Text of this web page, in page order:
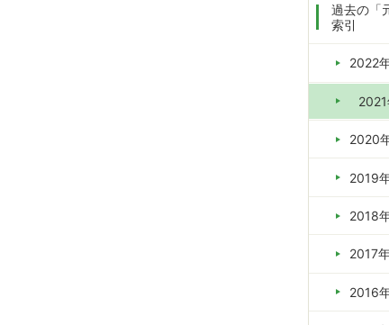
過去の「
索引
2022
2020
2019
2018
2017
2016